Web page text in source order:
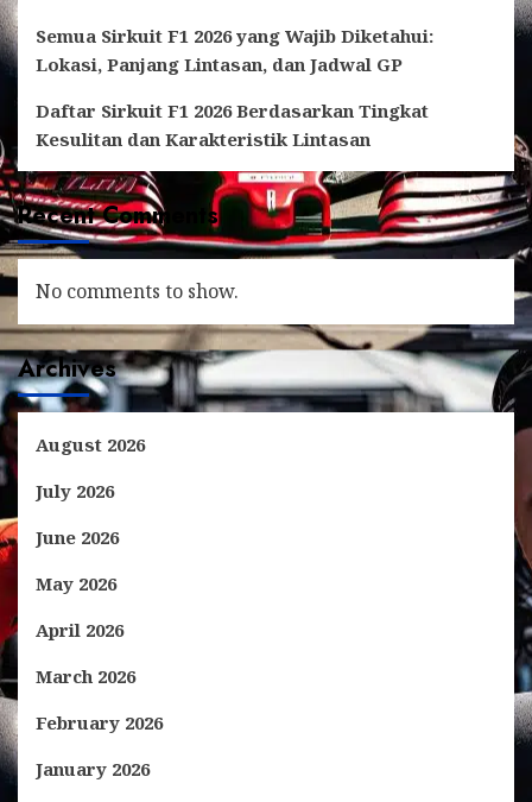
Semua Sirkuit F1 2026 yang Wajib Diketahui:
Lokasi, Panjang Lintasan, dan Jadwal GP
Daftar Sirkuit F1 2026 Berdasarkan Tingkat
Kesulitan dan Karakteristik Lintasan
Recent Comments
No comments to show.
Archives
August 2026
July 2026
June 2026
May 2026
April 2026
March 2026
February 2026
January 2026